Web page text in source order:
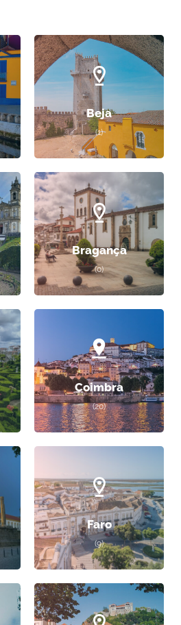
Beja
(1)
Bragança
(0)
Coimbra
(20)
Faro
(9)